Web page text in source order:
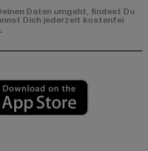
Daten umgeht, findest Du
Dich jederzeit kostenfei